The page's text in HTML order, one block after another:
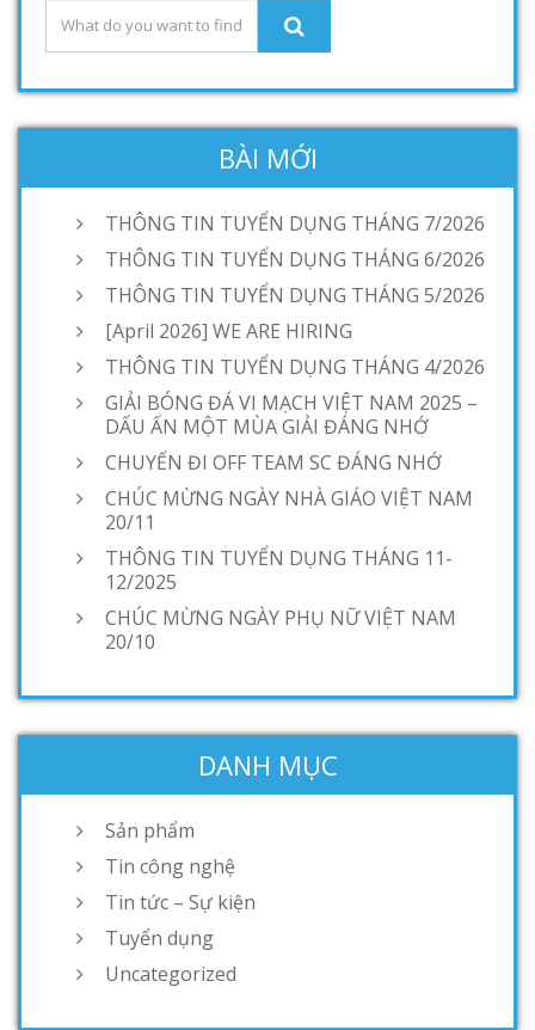
BÀI MỚI
THÔNG TIN TUYỂN DỤNG THÁNG 7/2026
THÔNG TIN TUYỂN DỤNG THÁNG 6/2026
THÔNG TIN TUYỂN DỤNG THÁNG 5/2026
[April 2026] WE ARE HIRING
THÔNG TIN TUYỂN DỤNG THÁNG 4/2026
GIẢI BÓNG ĐÁ VI MẠCH VIỆT NAM 2025 –
DẤU ẤN MỘT MÙA GIẢI ĐÁNG NHỚ
CHUYẾN ĐI OFF TEAM SC ĐÁNG NHỚ
CHÚC MỪNG NGÀY NHÀ GIÁO VIỆT NAM
20/11
THÔNG TIN TUYỂN DỤNG THÁNG 11-
12/2025
CHÚC MỪNG NGÀY PHỤ NỮ VIỆT NAM
20/10
DANH MỤC
Sản phẩm
Tin công nghệ
Tin tức – Sự kiện
Tuyển dụng
Uncategorized